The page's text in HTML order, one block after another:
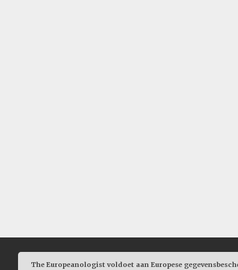
The Europeanologist voldoet aan Europese